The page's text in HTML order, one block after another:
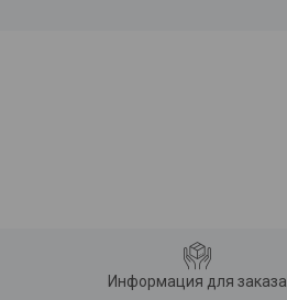
Информация для заказа